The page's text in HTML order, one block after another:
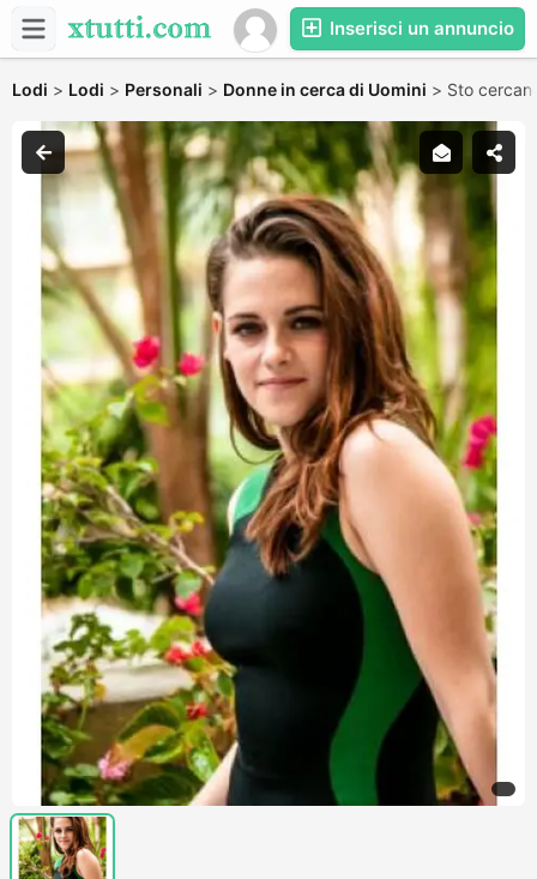
Inserisci un annuncio
Lodi > Lodi > Personali > Donne in cerca di Uomini > Sto